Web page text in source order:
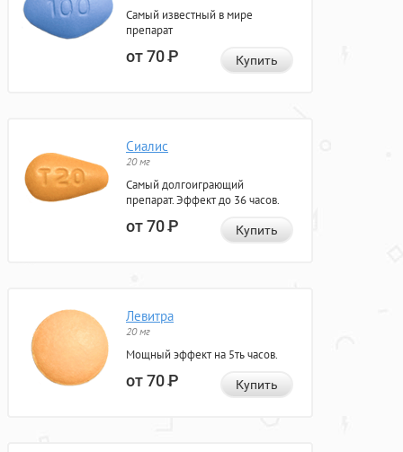
Самый известный в мире
препарат
от 70Р Купить
Сиалис
20 мг
Самый долгоиграющий
препарат. Эффект до 36 часов.
от 70Р Купить
Левитра
20 мг
Мощный эффект на 5ть часов.
от 70Р Купить